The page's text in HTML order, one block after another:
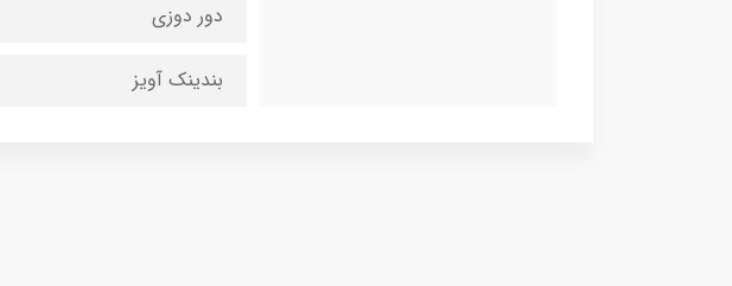
دور دوزی
بندینک آویز